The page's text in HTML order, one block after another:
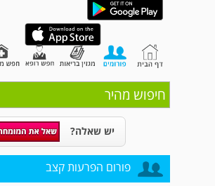
חיפוש מהיר
יש שאלה?
פורום הפרעות קצב